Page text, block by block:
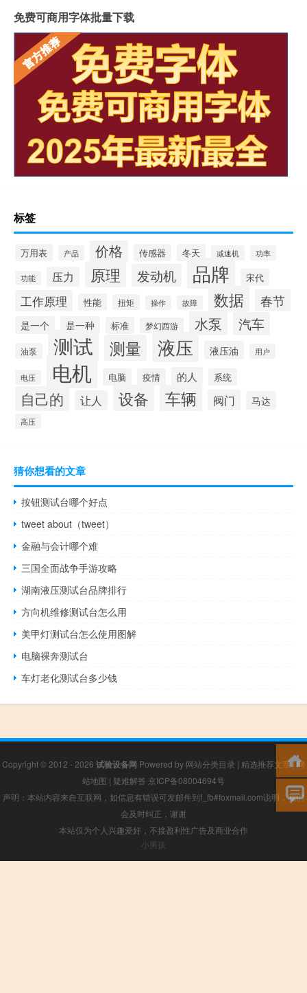
免费可商用字体批量下载
标签
万用表 产品 价格 传感器 冬天 减速机 功率
功能 压力 原理 发动机 品牌 宋代
工作原理 性能 扭矩 操作 故障 数据 春节
是一个 是一种 标准 梦幻西游 水泵 汽车
油泵 测试 测量 液压 液压油 用户
电压 电机 电脑 疫情 的人 系统
自己的 让人 设备 车辆 阀门 马达
高压
猜你想看的文章
按钮测试台哪个好点
tweet about（tweet）
金融与会计哪个难
三国全面战争手游攻略
湖南液压测试台品牌排行
方向机维修测试台怎么用
美甲灯测试台怎么使用图解
电脑裸奔测试台
车灯老化测试台多少钱
Copyright © 2012 - 2026 试验设备网 Powered by 网站分类目录 | 精选推荐文章 |网
站地图 | 疑难解答 京ICP备08004694号
声明：本站内容来自互联网，如信息有错误可发邮件到f_fb#foxmail.com说明，我们
会及时纠正，谢谢
本站仅为个人兴趣爱好，不接盈利性广告及商业合作
小男孩